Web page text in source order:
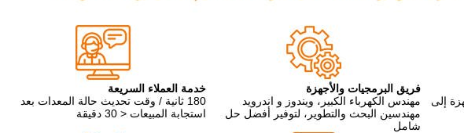
إلى
فريق البرمجيات والأجهزة
مهندس الكهرباء الكبير، ويندوز و اندرويد
مهندسين البحث والتطوير، لتوفير أفضل حل
شامل
خدمة العملاء السريعة
180 ثانية / وقت تحديث حالة المعدات بعد
استجابة المبيعات < 30 دقيقة